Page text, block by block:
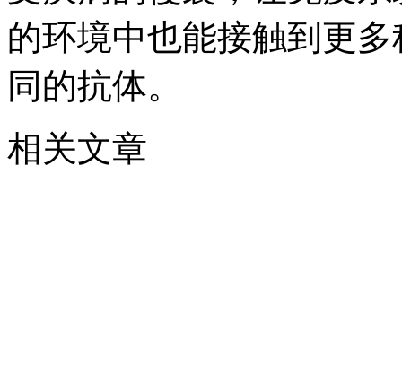
的环境中也能接触到更
同的抗体。
相关文章